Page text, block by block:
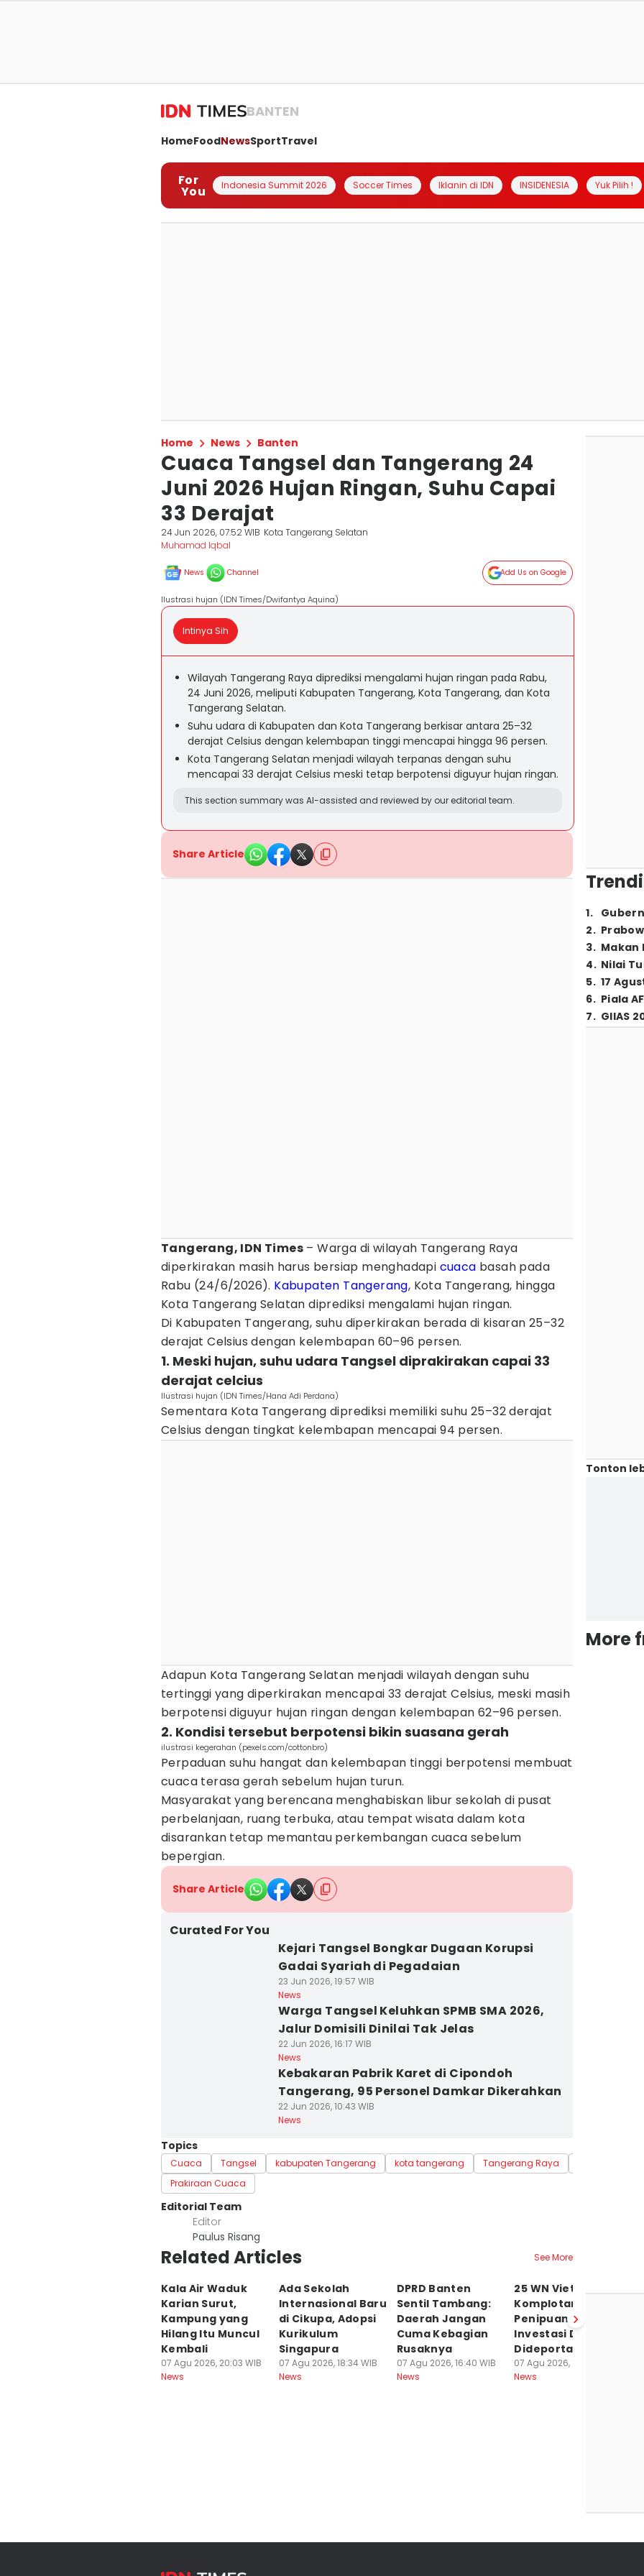
BANTEN
HomeFoodNewsSportTravel
For
You Indonesia Summit 2026 Soccer Times Iklanin di IDN INSIDENESIA Yuk Pilih !
Home News Banten
Cuaca Tangsel dan Tangerang 24
Juni 2026 Hujan Ringan, Suhu Capai
33 Derajat
24 Jun 2026, 07:52 WIB Kota Tangerang Selatan
Muhamad Iqbal
News Channel Add Us on Google
Ilustrasi hujan (IDN Times/Dwifantya Aquina)
Intinya Sih
Wilayah Tangerang Raya diprediksi mengalami hujan ringan pada Rabu,
24 Juni 2026, meliputi Kabupaten Tangerang, Kota Tangerang, dan Kota
Tangerang Selatan.
Suhu udara di Kabupaten dan Kota Tangerang berkisar antara 25–32
derajat Celsius dengan kelembapan tinggi mencapai hingga 96 persen.
Kota Tangerang Selatan menjadi wilayah terpanas dengan suhu
mencapai 33 derajat Celsius meski tetap berpotensi diguyur hujan ringan.
This section summary was AI-assisted and reviewed by our editorial team.
Share Article
Tangerang, IDN Times – Warga di wilayah Tangerang Raya
diperkirakan masih harus bersiap menghadapi cuaca basah pada
Rabu (24/6/2026). Kabupaten Tangerang, Kota Tangerang, hingga
Kota Tangerang Selatan diprediksi mengalami hujan ringan.
Di Kabupaten Tangerang, suhu diperkirakan berada di kisaran 25–32
derajat Celsius dengan kelembapan 60–96 persen.
1. Meski hujan, suhu udara Tangsel diprakirakan capai 33
derajat celcius
Ilustrasi hujan (IDN Times/Hana Adi Perdana)
Sementara Kota Tangerang diprediksi memiliki suhu 25–32 derajat
Celsius dengan tingkat kelembapan mencapai 94 persen.
Adapun Kota Tangerang Selatan menjadi wilayah dengan suhu
tertinggi yang diperkirakan mencapai 33 derajat Celsius, meski masih
berpotensi diguyur hujan ringan dengan kelembapan 62–96 persen.
2. Kondisi tersebut berpotensi bikin suasana gerah
ilustrasi kegerahan (pexels.com/cottonbro)
Perpaduan suhu hangat dan kelembapan tinggi berpotensi membuat
cuaca terasa gerah sebelum hujan turun.
Masyarakat yang berencana menghabiskan libur sekolah di pusat
perbelanjaan, ruang terbuka, atau tempat wisata dalam kota
disarankan tetap memantau perkembangan cuaca sebelum
bepergian.
Share Article
Curated For You
Kejari Tangsel Bongkar Dugaan Korupsi
Gadai Syariah di Pegadaian
23 Jun 2026, 19:57 WIB
News
Warga Tangsel Keluhkan SPMB SMA 2026,
Jalur Domisili Dinilai Tak Jelas
22 Jun 2026, 16:17 WIB
News
Kebakaran Pabrik Karet di Cipondoh
Tangerang, 95 Personel Damkar Dikerahkan
22 Jun 2026, 10:43 WIB
News
Topics
Cuaca Tangsel kabupaten Tangerang kota tangerang Tangerang Raya
Prakiraan Cuaca
Editorial Team
Editor
Paulus Risang
Related Articles See More
Kala Air Waduk
Karian Surut,
Kampung yang
Hilang Itu Muncul
Kembali
07 Agu 2026, 20:03 WIB
News
Ada Sekolah
Internasional Baru
di Cikupa, Adopsi
Kurikulum
Singapura
07 Agu 2026, 18:34 WIB
News
DPRD Banten
Sentil Tambang:
Daerah Jangan
Cuma Kebagian
Rusaknya
07 Agu 2026, 16:40 WIB
News
25 WN Vietnam
Komplotan
Penipuan
Investasi Daring
Dideportasi
07 Agu 2026, 13:28 WIB
News
1.
2.
3. Makan
4. Nilai
5. 17
6. Piala
7. GIIAS
Tonton
More